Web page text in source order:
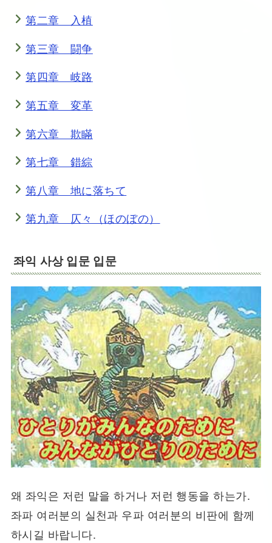
第二章 入植
第三章 闘争
第四章 岐路
第五章 変革
第六章 欺瞞
第七章 錯綜
第八章 地に落ちて
第九章 仄々（ほのぼの）
좌익 사상 입문 입문
왜 좌익은 저런 말을 하거나 저런 행동을 하는가.
좌파 여러분의 실천과 우파 여러분의 비판에 함께
하시길 바랍니다.